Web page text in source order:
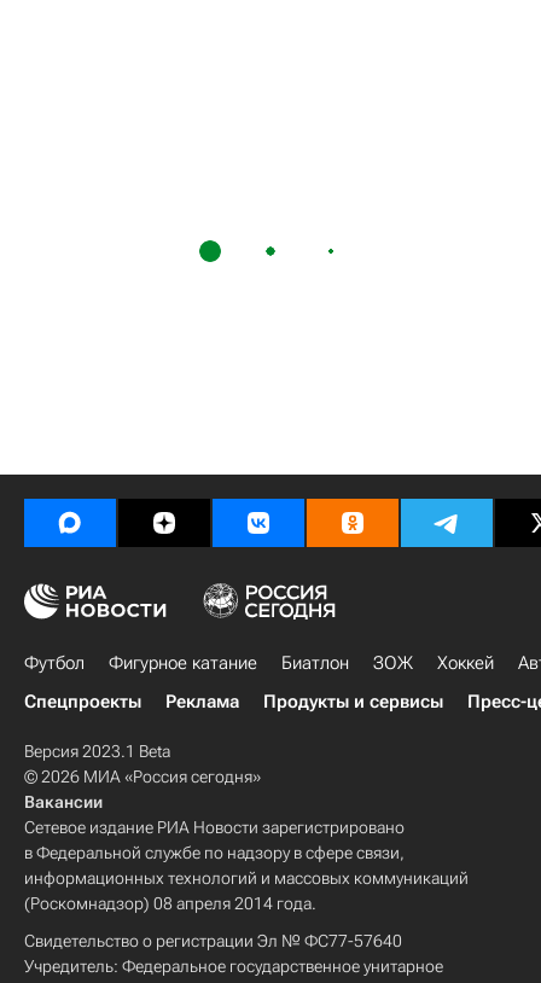
Футбол Фигурное катание Биатлон ЗОЖ Хоккей
Спецпроекты
Реклама Продукты и сервисы Пресс-
Версия 2023.1 Beta
© 2026 МИА «Россия сегодня»
Вакансии
Сетевое издание РИА Новости зарегистрировано
в Федеральной службе по надзору в сфере связи,
информационных технологий и массовых коммуникаций
(Роскомнадзор) 08 апреля 2014 года.
Свидетельство о регистрации Эл № ФС77-57640
Учредитель: Федеральное государственное унитарное